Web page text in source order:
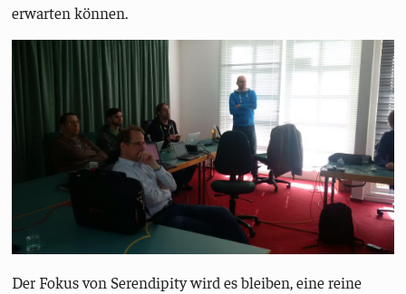
erwarten können.
Der Fokus von Serendipity wird es bleiben, eine reine